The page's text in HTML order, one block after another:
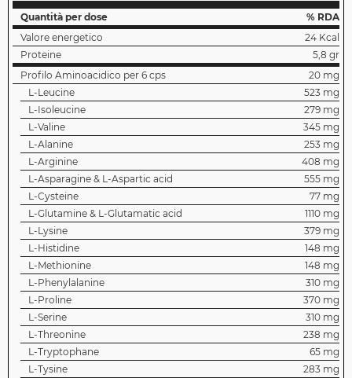
Quantità per dose
% RDA
Valore energetico
24 Kcal
Proteine
5,8 gr
Profilo Aminoacidico per 6 cps
20 mg
L-Leucine
523 mg
L-Isoleucine
279 mg
L-Valine
345 mg
L-Alanine
253 mg
L-Arginine
408 mg
L-Asparagine & L-Aspartic acid
555 mg
L-Cysteine
77 mg
L-Glutamine & L-Glutamatic acid
1110 mg
L-Lysine
379 mg
L-Histidine
148 mg
L-Methionine
148 mg
L-Phenylalanine
310 mg
L-Proline
370 mg
L-Serine
310 mg
L-Threonine
238 mg
L-Tryptophane
65 mg
L-Tysine
283 mg